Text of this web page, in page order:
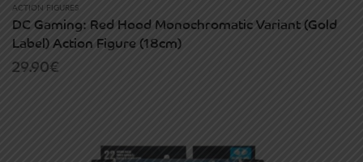
ACTION FIGURES
DC Gaming: Red Hood Monochromatic Variant (Gold
Label) Action Figure (18cm)
29.90€